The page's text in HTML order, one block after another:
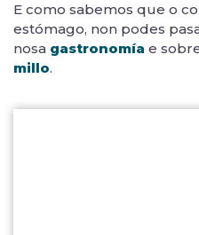
E como sabemos que o
estómago, non podes
nosa gastronomía e
millo.